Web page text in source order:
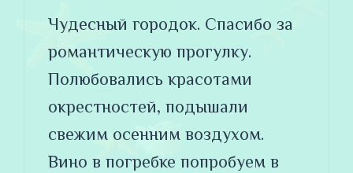
Чудесный городок. Спасибо за
романтическую прогулку.
Полюбовались красотами
окрестностей, подышали
свежим осенним воздухом.
Вино в погребке попробуем в